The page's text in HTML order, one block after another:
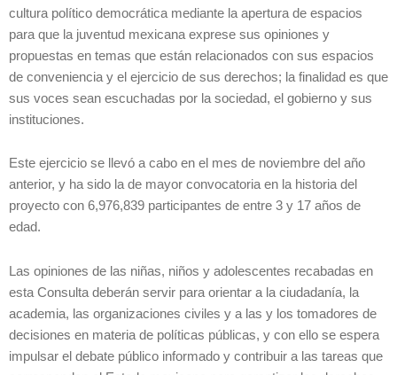
cultura político democrática mediante la apertura de espacios
para que la juventud mexicana exprese sus opiniones y
propuestas en temas que están relacionados con sus espacios
de conveniencia y el ejercicio de sus derechos; la finalidad es que
sus voces sean escuchadas por la sociedad, el gobierno y sus
instituciones.
Este ejercicio se llevó a cabo en el mes de noviembre del año
anterior, y ha sido la de mayor convocatoria en la historia del
proyecto con 6,976,839 participantes de entre 3 y 17 años de
edad.
Las opiniones de las niñas, niños y adolescentes recabadas en
esta Consulta deberán servir para orientar a la ciudadanía, la
academia, las organizaciones civiles y a las y los tomadores de
decisiones en materia de políticas públicas, y con ello se espera
impulsar el debate público informado y contribuir a las tareas que